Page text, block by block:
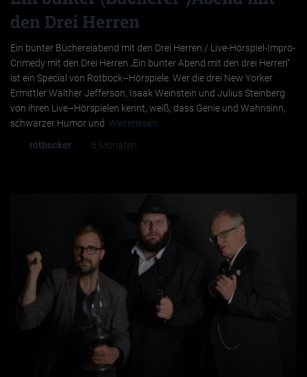
den Drei Herren
Ein bunter Büchereiabend mit den Drei Herren / Live-Hörspiel-Impro-
Crimedy mit den Drei Herren „Ein bunter Abend mit den drei Herren“
ist ein Special von Rotbock–Hörspiele. Wer die drei New Yorker
Ermittler Walther Jefferson, Isaak Weinstein und Julius Steinberg
von ihren Live–Hörspielen kennt, weiß, dass Genie und Wahnsinn,
schwarzer Humor und Weiterlesen…
rotbocker 6 Monaten